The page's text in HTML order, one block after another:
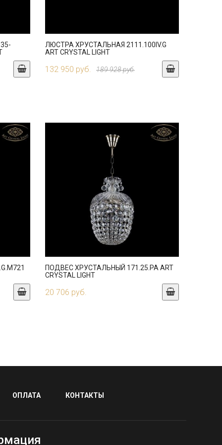
ЛЮСТРА ХРУСТАЛЬНАЯ 2111.100IV.G
ART CRYSTAL LIGHT
132 950 руб. 189 928 руб.
ПОДВЕС ХРУСТАЛЬНЫЙ 171.25.PA ART
CRYSTAL LIGHT
20 706 руб.
ОПЛАТА КОНТАКТЫ